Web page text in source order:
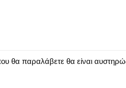
θα παραλάβετε θα είναι